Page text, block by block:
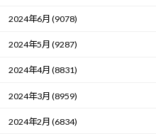
2024年6月 (9078)
2024年5月 (9287)
2024年4月 (8831)
2024年3月 (8959)
2024年2月 (6834)